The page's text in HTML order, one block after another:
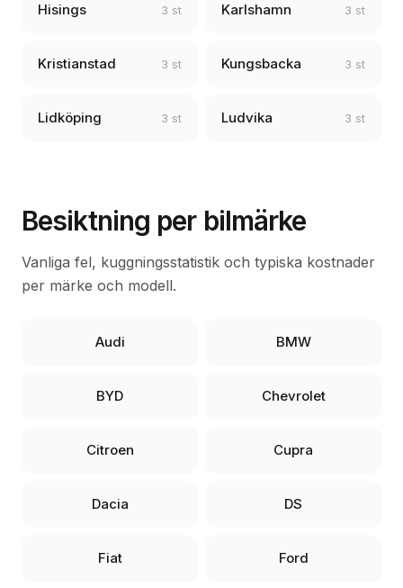
Hisings 3 st Karlshamn 3 st
Kristianstad 3 st Kungsbacka 3 st
Lidköping 3 st Ludvika 3 st
Besiktning per bilmärke
Vanliga fel, kuggningsstatistik och typiska kostnader
per märke och modell.
Audi BMW
BYD Chevrolet
Citroen Cupra
Dacia DS
Fiat Ford